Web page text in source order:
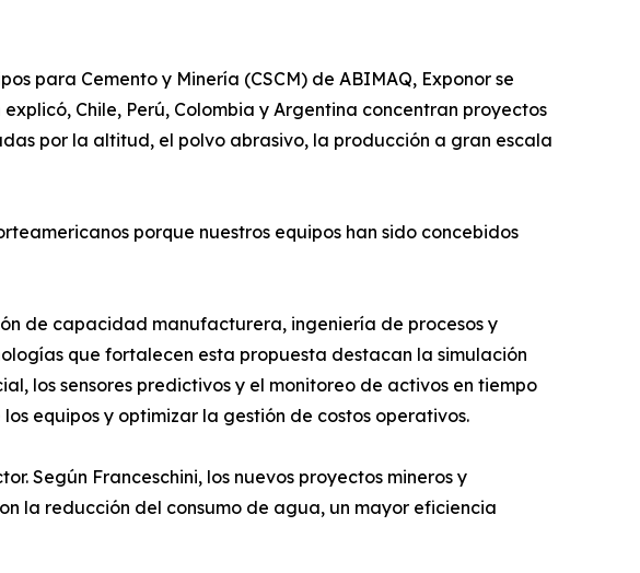
para Cemento y Minería (CSCM) de ABIMAQ, Exponor se
Chile, Perú, Colombia y Argentina concentran proyectos
por la altitud, el polvo abrasivo, la producción a gran escala
porque nuestros equipos han sido concebidos
de capacidad manufacturera, ingeniería de procesos y
que fortalecen esta propuesta destacan la simulación
los sensores predictivos y el monitoreo de activos en tiempo
equipos y optimizar la gestión de costos operativos.
Según Franceschini, los nuevos proyectos mineros y
la reducción del consumo de agua, un mayor eficiencia